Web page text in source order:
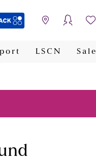
LSCN Sale